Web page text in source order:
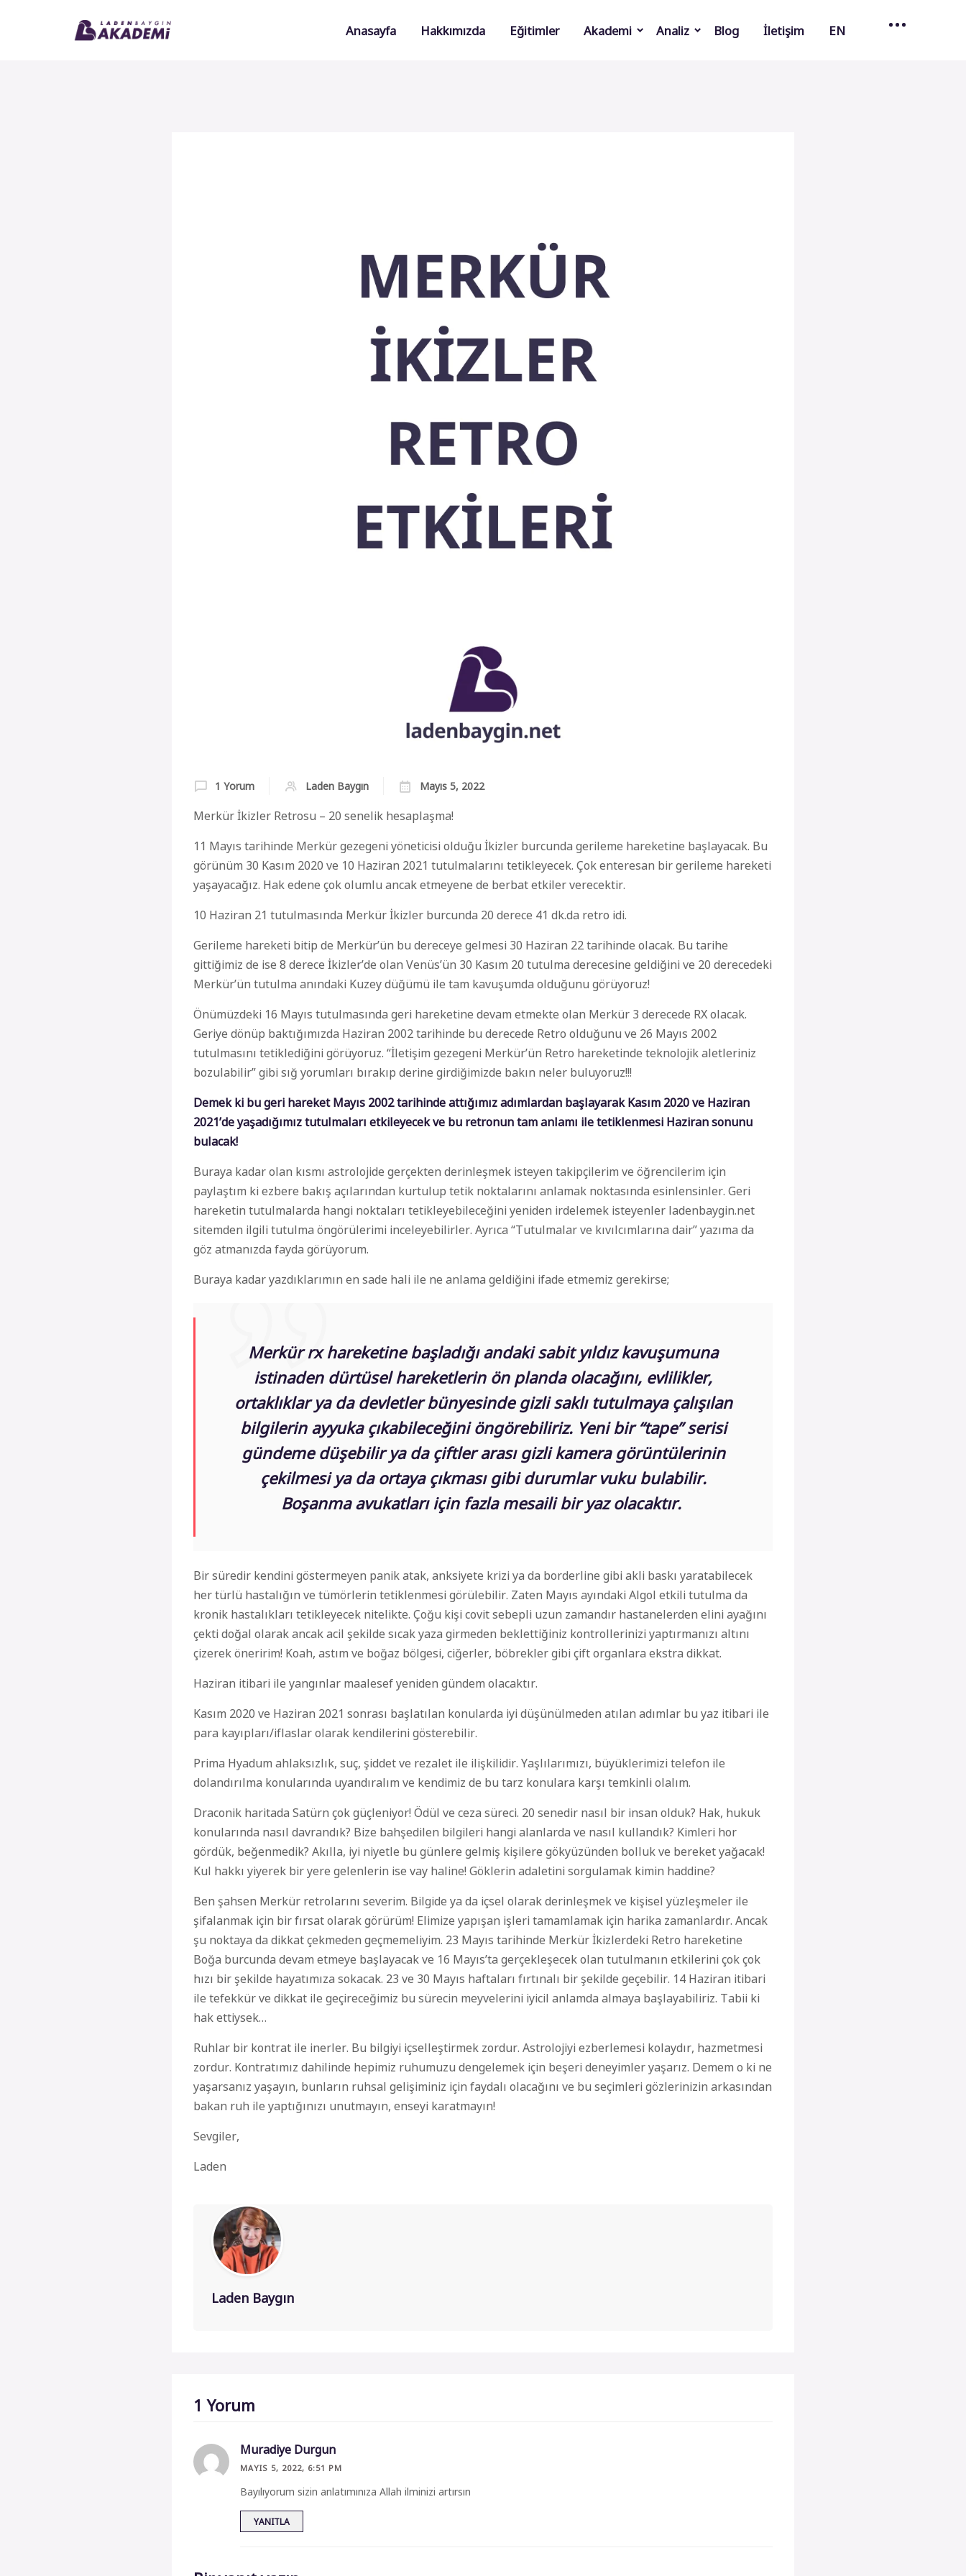
Anasayfa Hakkımızda Eğitimler Akademi Analiz Blog İletişim EN
1 Yorum Laden Baygın Mayıs 5, 2022
Merkür İkizler Retrosu – 20 senelik hesaplaşma!
11 Mayıs tarihinde Merkür gezegeni yöneticisi olduğu İkizler burcunda gerileme hareketine başlayacak. Bu
görünüm 30 Kasım 2020 ve 10 Haziran 2021 tutulmalarını tetikleyecek. Çok enteresan bir gerileme hareketi
yaşayacağız. Hak edene çok olumlu ancak etmeyene de berbat etkiler verecektir.
10 Haziran 21 tutulmasında Merkür İkizler burcunda 20 derece 41 dk.da retro idi.
Gerileme hareketi bitip de Merkür’ün bu dereceye gelmesi 30 Haziran 22 tarihinde olacak. Bu tarihe
gittiğimiz de ise 8 derece İkizler’de olan Venüs’ün 30 Kasım 20 tutulma derecesine geldiğini ve 20 derecedeki
Merkür’ün tutulma anındaki Kuzey düğümü ile tam kavuşumda olduğunu görüyoruz!
Önümüzdeki 16 Mayıs tutulmasında geri hareketine devam etmekte olan Merkür 3 derecede RX olacak.
Geriye dönüp baktığımızda Haziran 2002 tarihinde bu derecede Retro olduğunu ve 26 Mayıs 2002
tutulmasını tetiklediğini görüyoruz. “İletişim gezegeni Merkür’ün Retro hareketinde teknolojik aletleriniz
bozulabilir” gibi sığ yorumları bırakıp derine girdiğimizde bakın neler buluyoruz!!!
Demek ki bu geri hareket Mayıs 2002 tarihinde attığımız adımlardan başlayarak Kasım 2020 ve Haziran
2021’de yaşadığımız tutulmaları etkileyecek ve bu retronun tam anlamı ile tetiklenmesi Haziran sonunu
bulacak!
Buraya kadar olan kısmı astrolojide gerçekten derinleşmek isteyen takipçilerim ve öğrencilerim için
paylaştım ki ezbere bakış açılarından kurtulup tetik noktalarını anlamak noktasında esinlensinler. Geri
hareketin tutulmalarda hangi noktaları tetikleyebileceğini yeniden irdelemek isteyenler ladenbaygin.net
sitemden ilgili tutulma öngörülerimi inceleyebilirler. Ayrıca “Tutulmalar ve kıvılcımlarına dair”yazıma da
göz atmanızda fayda görüyorum.
Buraya kadar yazdıklarımın en sade hali ile ne anlama geldiğini ifade etmemiz gerekirse;
Merkür rx hareketine başladığı andaki sabit yıldız kavuşumuna
istinaden dürtüsel hareketlerinön planda olacağını, evlilikler,
ortaklıklarya dadevletler bünyesinde gizli saklı tutulmaya çalışılan
bilgilerin ayyuka çıkabileceğiniöngörebiliriz. Yeni bir “tape”serisi
gündeme düşebilir ya da çiftler arası gizli kamera görüntülerinin
çekilmesiya da ortaya çıkması gibi durumlar vuku bulabilir.
Boşanma avukatları için fazla mesaili bir yaz olacaktır.
Bir süredir kendini göstermeyen panik atak, anksiyete krizi ya da borderline gibi akli baskı yaratabilecek
her türlü hastalığın ve tümörlerin tetiklenmesi görülebilir. Zaten Mayıs ayındaki Algol etkili tutulma da
kronik hastalıkları tetikleyecek nitelikte. Çoğu kişi covit sebepli uzun zamandır hastanelerden elini ayağını
çekti doğal olarak ancak acil şekilde sıcak yaza girmeden beklettiğiniz kontrollerinizi yaptırmanızı altını
çizerek öneririm! Koah, astım ve boğaz bölgesi, ciğerler, böbrekler gibi çift organlara ekstra dikkat.
Haziran itibari ile yangınlar maalesefyeniden gündem olacaktır.
Kasım 2020 ve Haziran 2021 sonrası başlatılan konularda iyi düşünülmeden atılan adımlar bu yaz itibari ile
para kayıpları/iflaslar olarak kendilerini gösterebilir.
Prima Hyadum ahlaksızlık, suç, şiddet ve rezalet ile ilişkilidir. Yaşlılarımızı, büyüklerimizi telefon ile
dolandırılma konularında uyandıralım ve kendimiz de bu tarz konulara karşı temkinli olalım.
Draconik haritada Satürn çok güçleniyor! Ödül ve ceza süreci. 20 senedir nasıl bir insan olduk? Hak, hukuk
konularında nasıl davrandık? Bize bahşedilen bilgileri hangi alanlarda ve nasıl kullandık? Kimleri hor
gördük, beğenmedik? Akılla, iyi niyetle bu günlere gelmiş kişilere gökyüzünden bolluk ve bereket yağacak!
Kul hakkı yiyerek bir yere gelenlerin ise vay haline! Göklerin adaletini sorgulamak kimin haddine?
Ben şahsen Merkür retrolarını severim. Bilgide ya da içsel olarak derinleşmek ve kişisel yüzleşmeler ile
şifalanmak için bir fırsat olarak görürüm! Elimize yapışan işleri tamamlamak için harika zamanlardır. Ancak
şu noktaya da dikkat çekmeden geçmemeliyim. 23 Mayıs tarihinde Merkür İkizlerdeki Retro hareketine
Boğa burcunda devam etmeye başlayacak ve 16 Mayıs’ta gerçekleşecek olan tutulmanın etkilerini çok çok
hızı bir şekilde hayatımıza sokacak. 23 ve 30 Mayıs haftaları fırtınalı bir şekilde geçebilir. 14 Haziran itibari
ile tefekkür ve dikkat ile geçireceğimiz bu sürecin meyvelerini iyicil anlamda almaya başlayabiliriz. Tabii ki
hak ettiysek…
Ruhlar bir kontrat ile inerler. Bu bilgiyi içselleştirmek zordur. Astrolojiyi ezberlemesi kolaydır, hazmetmesi
zordur. Kontratımız dahilinde hepimiz ruhumuzu dengelemek için beşeri deneyimler yaşarız. Demem o ki ne
yaşarsanız yaşayın, bunların ruhsal gelişiminiz için faydalı olacağını ve bu seçimleri gözlerinizin arkasından
bakan ruh ile yaptığınızı unutmayın, enseyi karatmayın!
Sevgiler,
Laden
Laden Baygın
1 Yorum
Muradiye Durgun
MAYIS 5, 2022, 6:51 PM
Bayılıyorum sizin anlatımınıza Allah ilminizi artırsın
YANITLA